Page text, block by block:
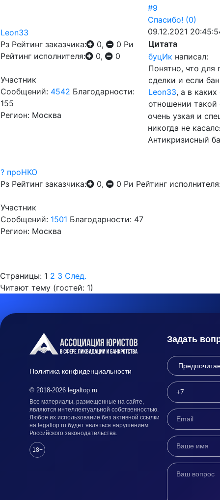
Leon33
Рз Рейтинг заказчика: 0, 0 Ри
Рейтинг исполнителя:
0, 0
Участник
Сообщений: 4542 Благодарности:
155
Регион: Москва
#9
Спасибо! (0)
09.12.2021
Цитата
буцИк написал:
Понятно, что для
сделки и если
Leon33, а в
отношении такой
очень узкая и
никогда не
Антикризисный
? проНКО
Рз Рейтинг заказчика: 0, 0 Ри Рейтинг
Участник
Сообщений: 1501 Благодарности: 47
Регион: Москва
Страницы: 1 2 3 След.
Читают тему (гостей: 1)
Политика конфиденциальности
© 2018-2026 legaltop.ru
Все материалы, размещенные на сайте,
являются интеллектуальной собственностью.
Любое их использование без активной ссылки
на legaltop.ru будет являться нарушением
Российского законодательства.
18+
Задать